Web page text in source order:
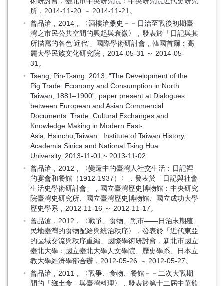
所，2014-11-20 ～ 2014-11-21。
曾品滄，2014，〈酒樓滄桑史－－日治至戰後初期臺
灣之市民公共空間的興起與衰微〉，發表於「日記與其
所描寫的各色‘近代’」國際學術研討會，韓國首爾：高
麗大學民族文化研究院，2014-05-31 ～ 2014-05-
31。
Tseng, Pin-Tsang, 2013, “The Development of the
Pig Trade: Economy and Consumption in North
Taiwan, 1881–1900”, paper present at Dialogues
between European and Asian Commercial
Documents: Trade, Cultural Exchanges and
Knowledge Making in Modern East-
Asia, Hsinchu,Taiwan: Institute of Taiwan History,
Academia Sinica and National Tsing Hua
University, 2013-11-01 ~ 2013-11-02.
曾品滄，2012，〈變遷中的臺灣人社交生活：日記裡
的宴會和餐館（1912-1937）〉，發表於「日記與社會
生活史學術研討會」，國立臺灣歷史博物館：中央研究
院臺灣史研究所、國立臺灣歷史博物館、國立成功大學
歷史學系，2012-11-16 ～ 2012-11-17。
曾品滄，2012，〈戰爭、食物、黑市——日治末期殖
民地臺灣的食物配給與統治秩序〉，發表於「近代東亞
的區域交流與秩序重編」國際學術研討會，新北市國立
臺北大學：國立臺北大學人文學院、歷史學系、日本立
教大學經濟學部合辦，2012-05-26 ～ 2012-05-27。
曾品滄，2011，〈戰爭、食物、餐館－－二次大戰期
間的「鄉土食」與臺灣料理〉，發表於第十二屆中華飲